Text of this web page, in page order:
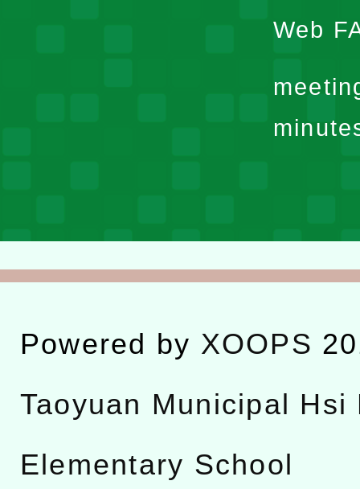
Web
Powered by XOOPS
Taoyuan Municipal Hsi
Elementary School